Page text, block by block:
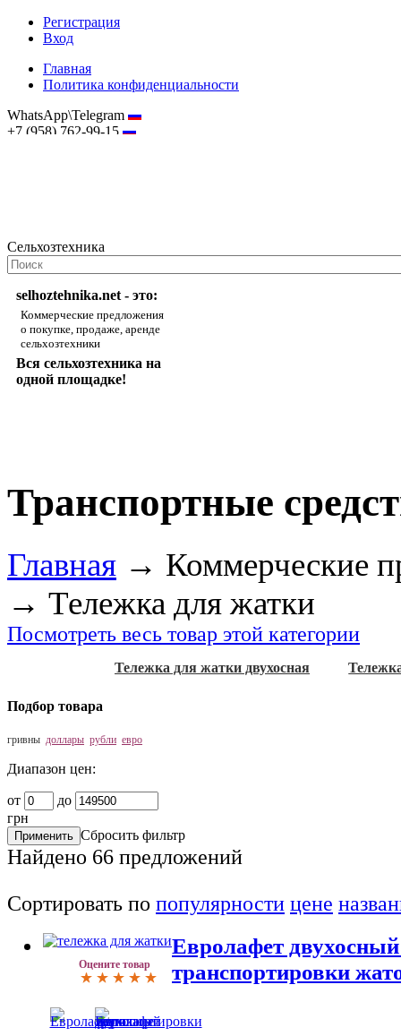
Регистрация
Вход
Главная
Политика конфиденциальности
WhatsApp\Telegram
+7 (958) 762-99-15
Сельхозтехника
selhoztehnika.net - это:
Коммерческие предложения
о покупке, продаже, аренде
сельхозтехники
Вся сельхозтехника на
одной площадке!
Транспортные
Главная → Коммерческие
→ Тележка для жатки
Посмотреть весь товар этой категории
Тележка для жатки двухосная
Подбор товара
гривны доллары рубли евро
Диапазон цен:
от
до
грн
Сбросить фильтр
Найдено 66 предложений
Сортировать по популярности цене
Оцените товар
Евролафет
транспортировки